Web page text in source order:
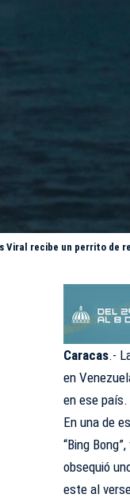
Viral recibe un perrito de
Caracas.-
en
en ese país.
En una de
“Bing
obsequió
este al